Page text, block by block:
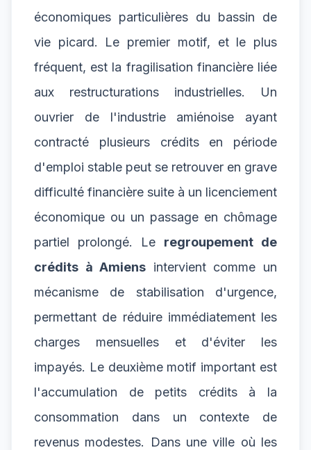
économiques particulières du bassin de
vie picard. Le premier motif, et le plus
fréquent, est la fragilisation financière liée
aux restructurations industrielles. Un
ouvrier de l'industrie amiénoise ayant
contracté plusieurs crédits en période
d'emploi stable peut se retrouver en grave
difficulté financière suite à un licenciement
économique ou un passage en chômage
partiel prolongé. Le regroupement de
crédits à Amiens intervient comme un
mécanisme de stabilisation d'urgence,
permettant de réduire immédiatement les
charges mensuelles et d'éviter les
impayés. Le deuxième motif important est
l'accumulation de petits crédits à la
consommation dans un contexte de
revenus modestes. Dans une ville où les